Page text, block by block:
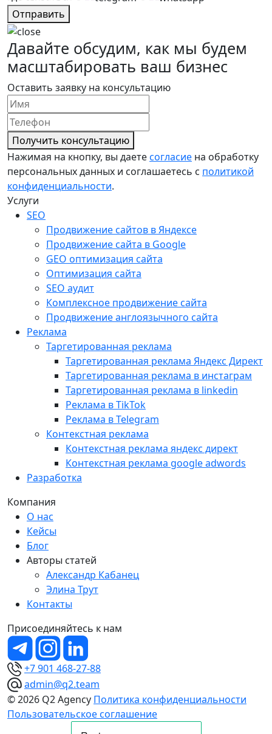
Отправить
Давайте обсудим, как мы будем
масштабировать ваш бизнес
Оставить заявку на консультацию
Получить консультацию
Нажимая на кнопку, вы даетесогласие на обработку
персональных данных и соглашаетесь с политикой
конфиденциальности.
Услуги
SEO
Продвижение сайтов в Яндексе
Продвижение сайта в Google
GEO оптимизация сайта
Оптимизация сайта
SEO аудит
Комплексное продвижение сайта
Продвижение англоязычного сайта
Реклама
Таргетированная реклама
Таргетированная реклама Яндекс Директ
Таргетированная реклама в инстаграм
Таргетированная реклама в linkedin
Реклама в TikTok
Реклама в Telegram
Контекстная реклама
Контекстная реклама яндекс директ
Контекстная реклама google adwords
Разработка
Компания
О нас
Кейсы
Блог
Авторы статей
Александр Кабанец
Элина Трут
Контакты
Присоединяйтесь к нам
+7 901 468-27-88
admin@q2.team
© 2026 Q2 Agency Политика конфиденциальности
Пользовательское соглашение